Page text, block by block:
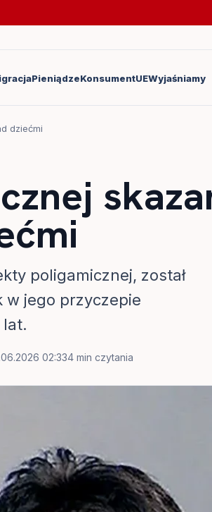
PieniądzeKonsumentUEWyjaśniamy
dziećmi
poligamicznej, został
w jego przyczepie
lat.
02:334 min czytania